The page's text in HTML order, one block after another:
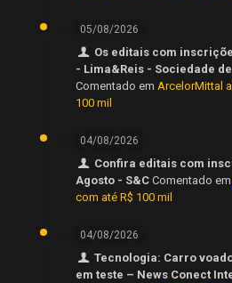
05/08/2026
Os editais com
- Lima&Reis - Sociedade
Comentado em ArcelorMittal
100 mil
04/08/2026
Confira editais com
Agosto - S&C Comentado em
com até R$ 100 mil
04/08/2026
Tecnologia: Carro
em teste – News Conect